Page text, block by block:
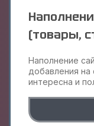
(товары,
Наполнение
добавления на
интересна и